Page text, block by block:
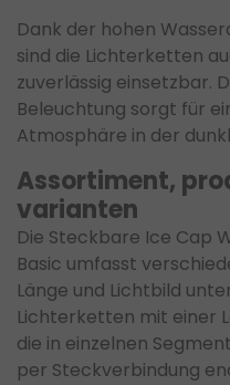
Dank der hohen
sind die Lichterketten
zuverlässig einsetzbar.
Beleuchtung sorgt für
Atmosphäre in der
Assortiment,
varianten
Die Steckbare Ice Cap
Basic umfasst
Länge und Lichtbild
Lichterketten mit einer
die in einzelnen
per Steckverbindung